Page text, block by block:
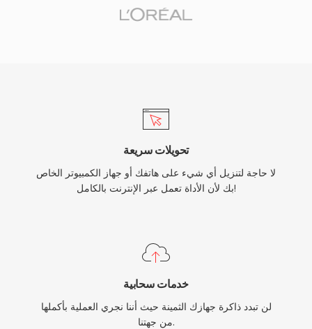
تحويلات سريعة
لا حاجة لتنزيل أي شيء على هاتفك أو جهاز الكمبيوتر الخاص
بك لأن الأداة تعمل عبر الإنترنت بالكامل!
خدمات سحابية
لن تبدد ذاكرة جهازك الثمينة حيث أننا نجري العملية بأكملها
من جهتنا.